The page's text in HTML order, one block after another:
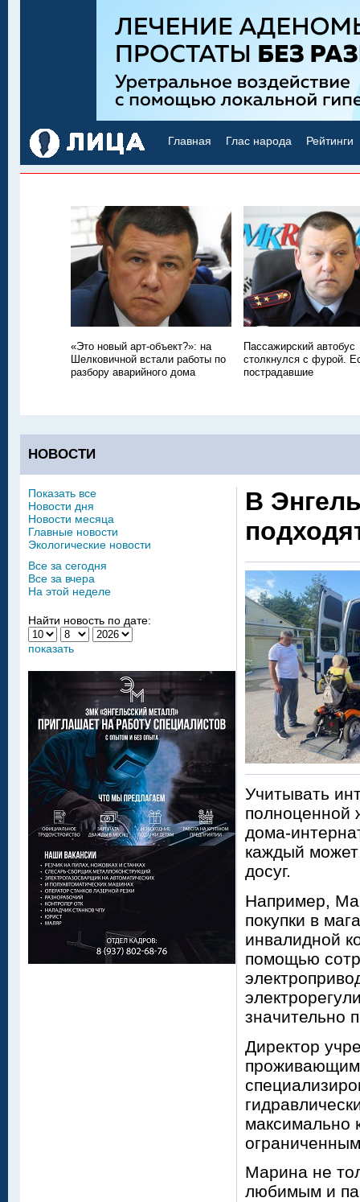
Главная Глас народа Рейтинги
«Это новый арт-объект?»: на
Шелковичной встали работы по
разбору аварийного дома
Пассажирский автобус
столкнулся с фурой.
пострадавшие
НОВОСТИ
В
Учитывать
полноценной
дома-
каждый
досуг.
Например,
покупки в
инвалидной
помощью
значительно
Директор
максимально
Марина не
любимым и
Показать все
Новости дня
Новости месяца
Главные новости
Экологические новости
Все за сегодня
Все за вчера
На этой неделе
Найти новость по дате:
показать